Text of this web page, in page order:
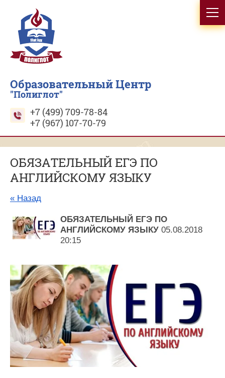
Образовательный Центр
"Полиглот"
+7 (499) 709-78-84
+7 (967) 107-70-79
ОБЯЗАТЕЛЬНЫЙ ЕГЭ ПО
АНГЛИЙСКОМУ ЯЗЫКУ
« Назад
ОБЯЗАТЕЛЬНЫЙ ЕГЭ ПО
АНГЛИЙСКОМУ ЯЗЫКУ 05.08.2018
20:15